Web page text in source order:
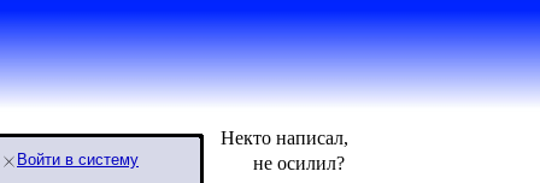
Войти в систему
Некто написал,
не осилил?